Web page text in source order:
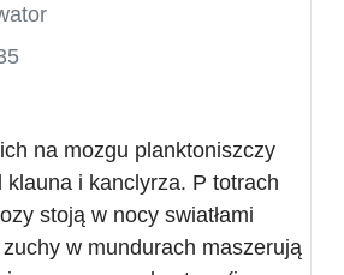
na mozgu planktoniszczy
klauna i kanclyrza. P totrach
stoją w nocy swiatłami
zuchy w mundurach maszerują